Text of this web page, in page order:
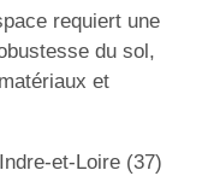
requiert une
du sol,
et
et-Loire (37)